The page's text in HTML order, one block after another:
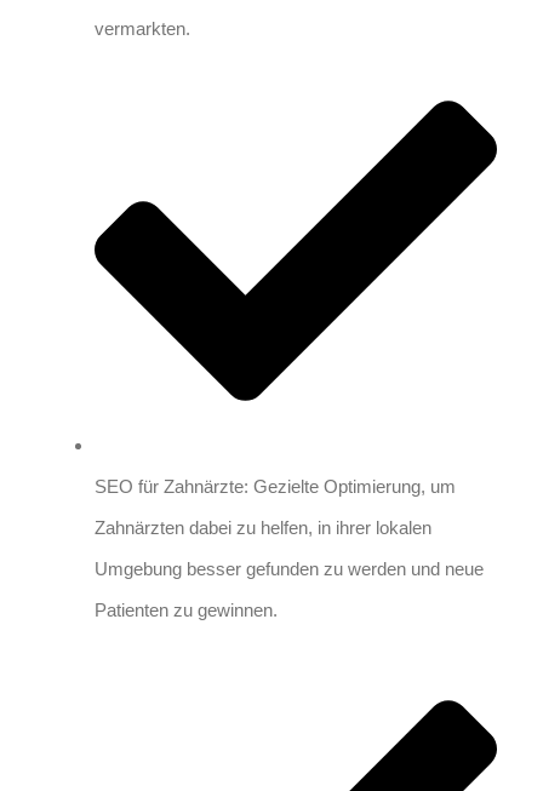
vermarkten.
SEO für Zahnärzte: Gezielte Optimierung, um
Zahnärzten dabei zu helfen, in ihrer lokalen
Umgebung besser gefunden zu werden und neue
Patienten zu gewinnen.